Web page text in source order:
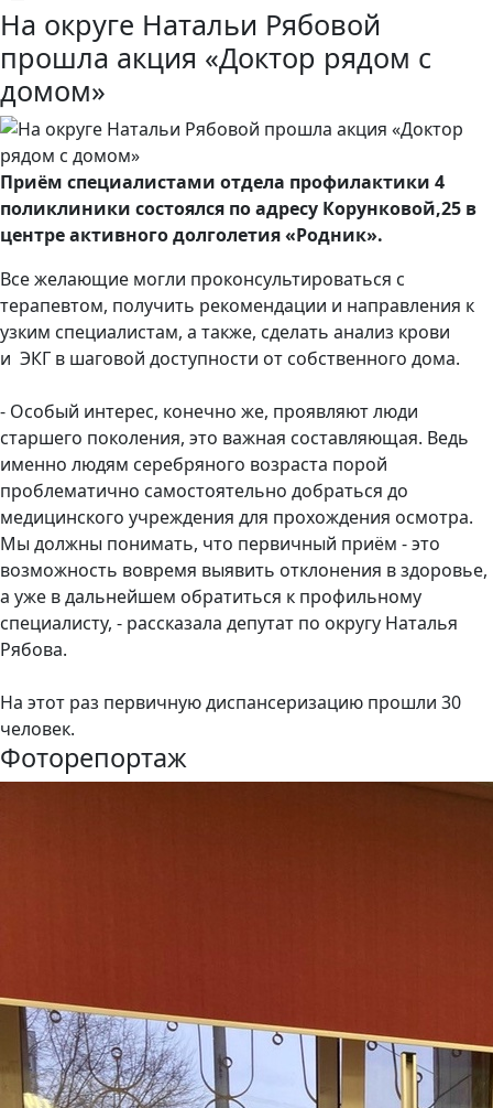
На округе Натальи Рябовой
прошла акция «Доктор рядом с
домом»
Приём специалистами отдела профилактики 4
поликлиники состоялся по адресу Корунковой,25 в
центре активного долголетия «Родник».
Все желающие могли проконсультироваться с
терапевтом, получить рекомендации и направления к
узким специалистам, а также, сделать анализ крови
и ЭКГ в шаговой доступности от собственного дома.
- Особый интерес, конечно же, проявляют люди
старшего поколения, это важная составляющая. Ведь
именно людям серебряного возраста порой
проблематично самостоятельно добраться до
медицинского учреждения для прохождения осмотра.
Мы должны понимать, что первичный приём - это
возможность вовремя выявить отклонения в здоровье,
а уже в дальнейшем обратиться к профильному
специалисту, - рассказала депутат по округу Наталья
Рябова.
На этот раз первичную диспансеризацию прошли 30
человек.
Фоторепортаж